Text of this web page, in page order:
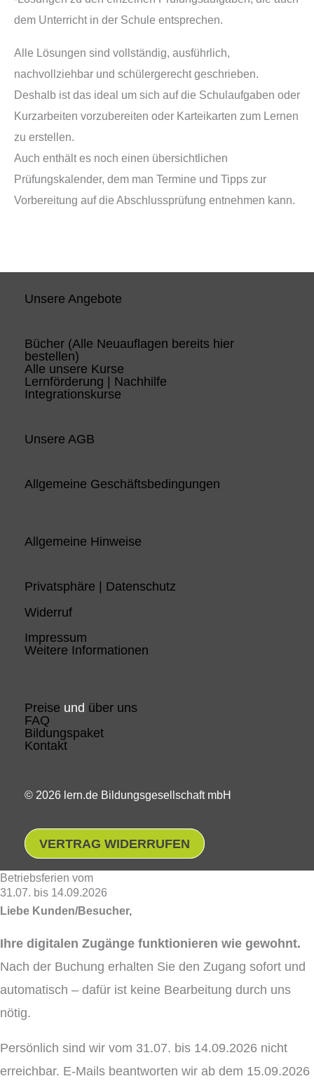
dem Unterricht in der Schule entsprechen.
Alle Lösungen sind vollständig, ausführlich,
nachvollziehbar und schülergerecht geschrieben.
Deshalb ist das ideal um sich auf die Schulaufgaben oder
Kurzarbeiten vorzubereiten oder Karteikarten zum Lernen
zu erstellen.
Auch enthält es noch einen übersichtlichen
Prüfungskalender, dem man Termine und Tipps zur
Vorbereitung auf die Abschlussprüfung entnehmen kann.
Unsere Angebote
Bücher (Alle Neuauflagen bereits hier
bestellen)
Alle unsere Kurse
Lernförderung | Nachhilfe
Integrationskurse
Unsere AGB
Allgemeine Geschäftsbedingungen
Allgemeine Hinweise
Privatsphäre | Datenschutz
Widerruf
Impressum
Weitere Informationen
Preise und über uns
FAQ
Bildungspaket
Kontakt
© 2026 lern.de Bildungsgesellschaft mbH
VERTRAG WIDERRUFEN
Betriebsferien vom
31.07. bis 14.09.2026
Liebe Kunden/Besucher,
Ihre digitalen Zugänge funktionieren wie gewohnt.
Nach der Buchung erhalten Sie den Zugang sofort und
automatisch – dafür ist keine Bearbeitung durch uns
nötig.
Persönlich sind wir vom 31.07. bis 14.09.2026 nicht
erreichbar. E-Mails beantworten wir ab dem 15.09.2026